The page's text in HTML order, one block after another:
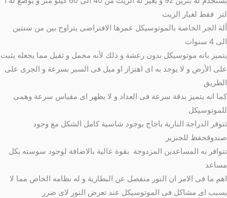
فقط لغيار الزيت
الجر الخاصة بالموتوسيكل عمرها الافتراضى يتراوح بين من سنتين
4 سنوات
بانه موتوسيكل بدون رعشة و ذلك لأنه محمل و ثقيل مما يجعله يثبت
الأرض و لا يوجد به اى اهتزاز او ميل فى السير بسرعة و الجرى على
انه يتميز بدقة سرعة فى العداد و لا يظهر اى مقياس سرعة وهمى
الدراجة النارية باجاج بوجود شاسية كامل الشكل مع وجود
للجنزير
به المساعدين المزدوجة بقوة عالية بالاضافة لوجود سوسته بكل
ما فى الامر ان النور منفصل عن البطارية و له نظامه الخاص مما لا
اى مشاكل فى الموتوسيكل عند تعرض النور لاى ضرر